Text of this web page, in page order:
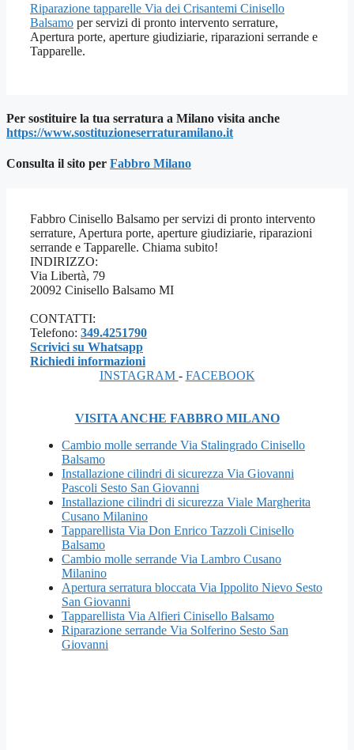
Riparazione tapparelle Via dei Crisantemi Cinisello
Balsamo per servizi di pronto intervento serrature,
Apertura porte, aperture giudiziarie, riparazioni serrande e
Tapparelle.
Per sostituire la tua serratura a Milano visita anche
https://www.sostituzioneserraturamilano.it
Consulta il sito per Fabbro Milano
Fabbro Cinisello Balsamo per servizi di pronto intervento
serrature, Apertura porte, aperture giudiziarie, riparazioni
serrande e Tapparelle. Chiama subito!
INDIRIZZO:
Via Libertà, 79
20092 Cinisello Balsamo MI
CONTATTI:
Telefono: 349.4251790
Scrivici su Whatsapp
Richiedi informazioni
INSTAGRAM - FACEBOOK
VISITA ANCHE FABBRO MILANO
Cambio molle serrande Via Stalingrado Cinisello
Balsamo
Installazione cilindri di sicurezza Via Giovanni
Pascoli Sesto San Giovanni
Installazione cilindri di sicurezza Viale Margherita
Cusano Milanino
Tapparellista Via Don Enrico Tazzoli Cinisello
Balsamo
Cambio molle serrande Via Lambro Cusano
Milanino
Apertura serratura bloccata Via Ippolito Nievo Sesto
San Giovanni
Tapparellista Via Alfieri Cinisello Balsamo
Riparazione serrande Via Solferino Sesto San
Giovanni